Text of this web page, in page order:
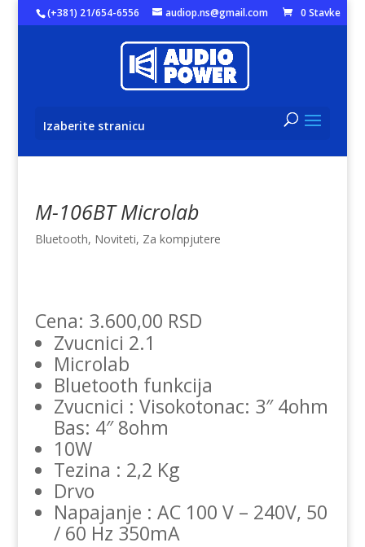
(+381) 21/654-6556 audiop.ns@gmail.com 0 Stavke
Izaberite stranicu
M-106BT Microlab
Bluetooth, Noviteti, Za kompjutere
Cena: 3.600,00 RSD
Zvucnici 2.1
Microlab
Bluetooth funkcija
Zvucnici : Visokotonac: 3″ 4ohm
Bas: 4″ 8ohm
10W
Tezina : 2,2 Kg
Drvo
Napajanje : AC 100 V – 240V, 50
/ 60 Hz 350mA